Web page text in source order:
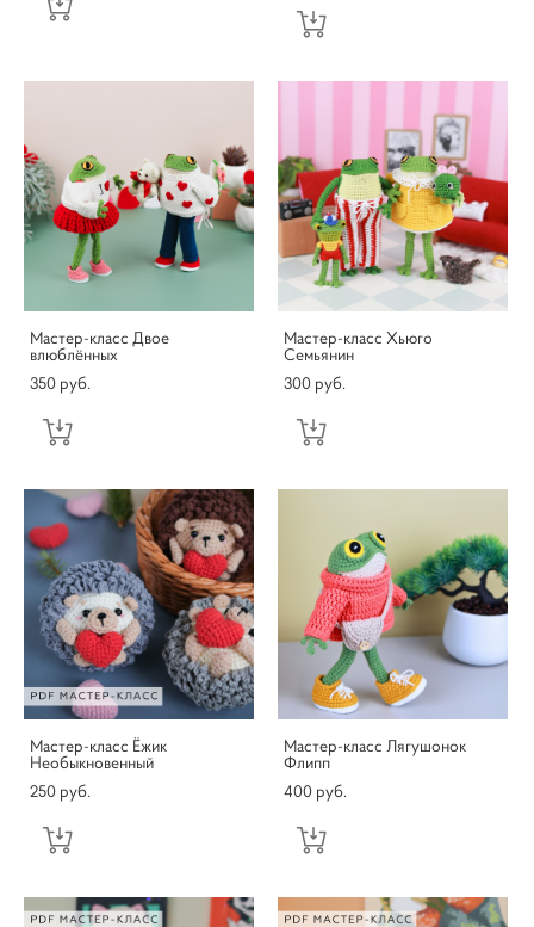
Мастер-класс Двое
влюблённых
350 pуб.
Мастер-класс Хьюго
Семьянин
300 pуб.
Мастер-класс Ёжик
Необыкновенный
250 pуб.
Мастер-класс Лягушонок
Флипп
400 pуб.